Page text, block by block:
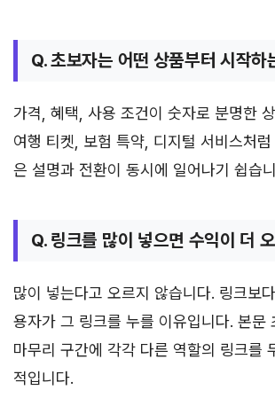
Q. 초보자는 어떤 상품부터 시작하
가격, 혜택, 사용 조건이 숫자로 분명한
여행 티켓, 보험 특약, 디지털 서비스처
은 설명과 전환이 동시에 일어나기 쉽습
Q. 링크를 많이 넣으면 수익이 더
많이 넣는다고 오르지 않습니다. 링크보
용자가 그 링크를 누를 이유입니다. 본문
마무리 구간에 각각 다른 역할의 링크를
적입니다.